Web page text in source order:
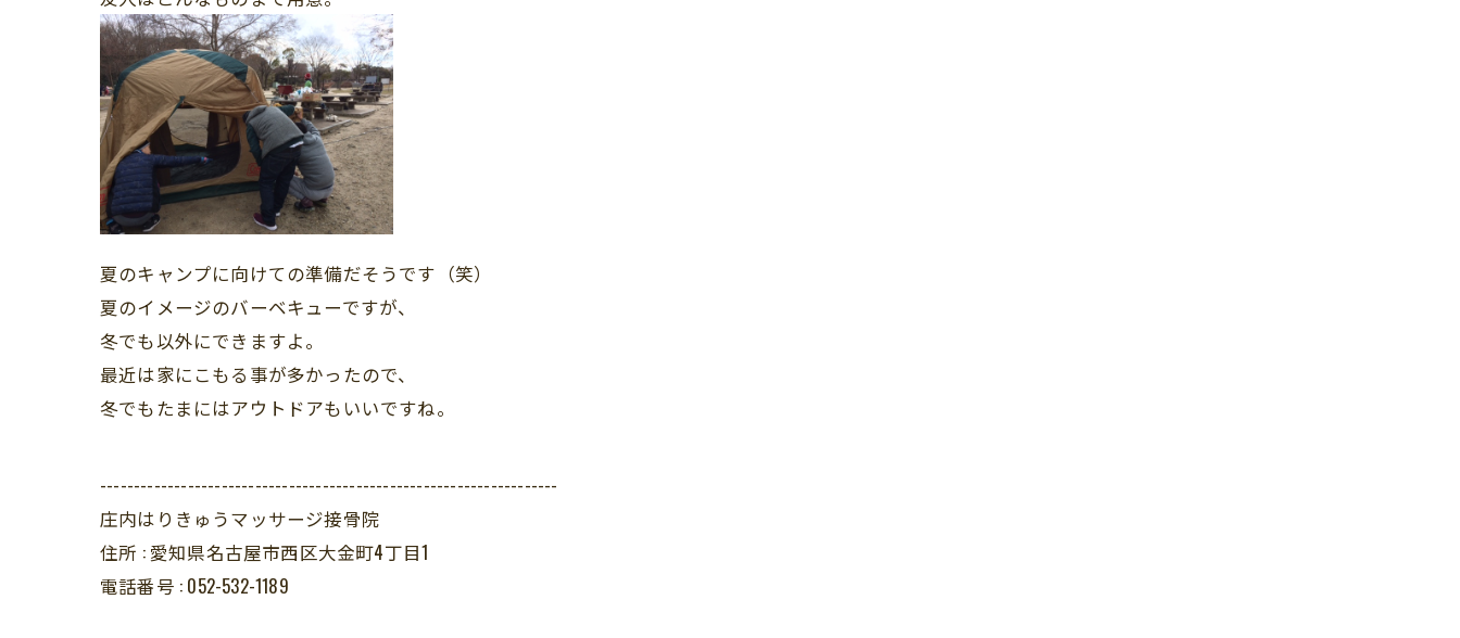
夏のキャンプに向けての準備だそうです（笑）
夏のイメージのバーベキューですが、
冬でも以外にできますよ。
最近は家にこもる事が多かったので、
冬でもたまにはアウトドアもいいですね。
--------------------------------------------------------------------
庄内はりきゅうマッサージ接骨院
住所 : 愛知県名古屋市西区大金町4丁目1
電話番号 : 052-532-1189